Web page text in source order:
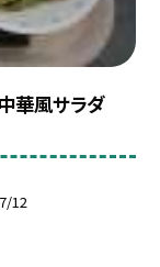
華風サラダ
12